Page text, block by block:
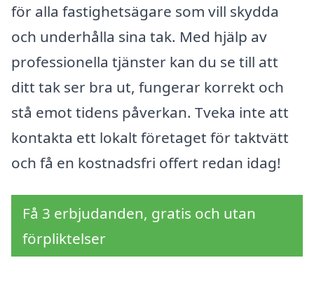
för alla fastighetsägare som vill skydda
och underhålla sina tak. Med hjälp av
professionella tjänster kan du se till att
ditt tak ser bra ut, fungerar korrekt och
stå emot tidens påverkan. Tveka inte att
kontakta ett lokalt företaget för taktvätt
och få en kostnadsfri offert redan idag!
Få 3 erbjudanden, gratis och utan
förpliktelser